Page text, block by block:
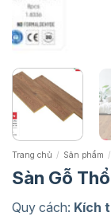
Trang chủ / Sản phẩm /
Sàn Gỗ
Quy cách: Kích